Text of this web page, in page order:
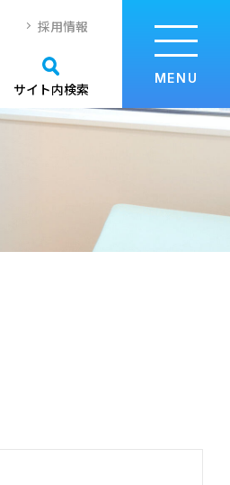
採用情報
サイト内検索
MENU